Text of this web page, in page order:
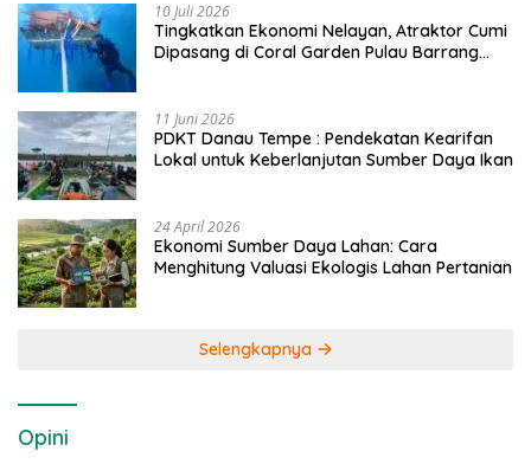
10 Juli 2026
Tingkatkan Ekonomi Nelayan, Atraktor Cumi
Dipasang di Coral Garden Pulau Barrang
11 Juni 2026
PDKT Danau Tempe : Pendekatan Kearifan
Lokal untuk Keberlanjutan Sumber Daya Ikan
24 April 2026
Ekonomi Sumber Daya Lahan: Cara
Menghitung Valuasi Ekologis Lahan Pertanian
Selengkapnya
Opini